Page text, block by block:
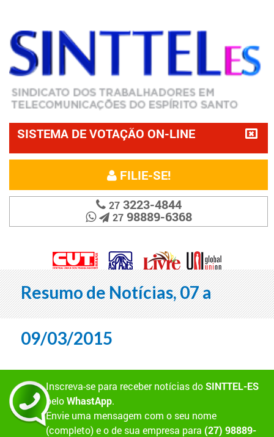
SISTEMA DE VOTAÇÃO ON-LINE
FILIE-SE!
273223-4844
2798889-6368
Resumo de Notícias, 07 a
09/03/2015
Inscreva-se para receber notícias doSINTTEL-ES
peloWhastApp.
Envie uma mensagem com o seu nome
(completo) e o de sua empresa para (27) 98889-